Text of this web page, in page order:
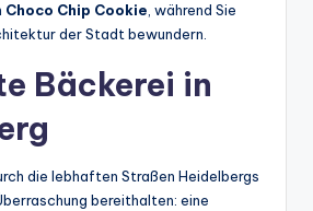
Choco Chip Cookie , während Sie
der Stadt bewundern.
Bäckerei in
die lebhaften Straßen Heidelbergs
bereithalten: eine